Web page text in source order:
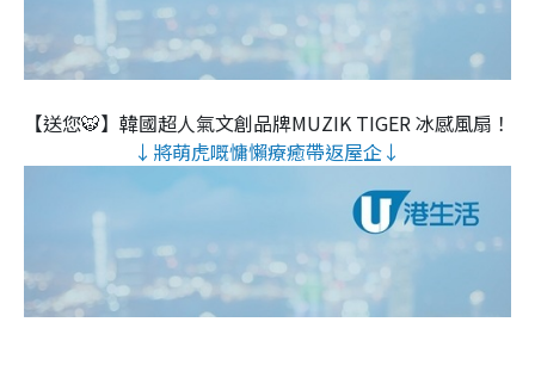
【送您🐯】韓國超人氣文創品牌MUZIK TIGER 冰感風扇！
↓將萌虎嘅慵懶療癒帶返屋企↓